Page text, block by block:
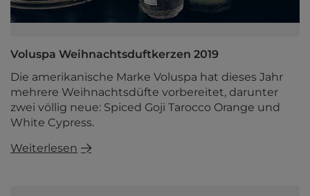
Voluspa Weihnachtsduftkerzen 2019
Die amerikanische Marke Voluspa hat dieses Jahr
mehrere Weihnachtsdüfte vorbereitet, darunter
zwei völlig neue: Spiced Goji Tarocco Orange und
White Cypress.
Weiterlesen